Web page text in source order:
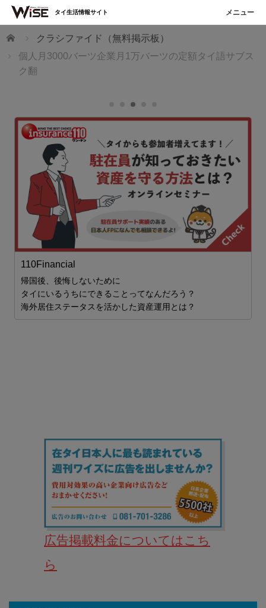
ホーム
クラシファイド（無料掲示板）
個人月3000バーツ企業月1万バーツの定額タイ語サブス
ク翻
110Financial
帰国後、後悔しないために
タイにいるうちにできることってなんだろう？
海外居住ステータスを活かした資産運用とは？
広告掲載料金についてはこち
ら
タイ生活情報サイト